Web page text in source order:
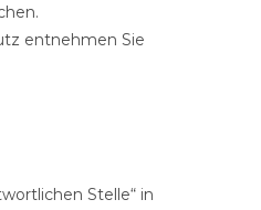
entnehmen Sie
Stelle“ in